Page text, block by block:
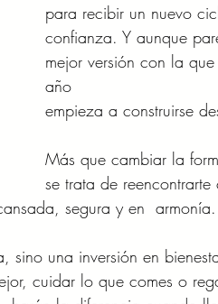
para recibir un nuevo
confianza. Y aunque
mejor versión con la
año
empieza a construirse
Más que cambiar la
se trata de
segura y en  armonía.
una inversión en
cuidar lo que comes o